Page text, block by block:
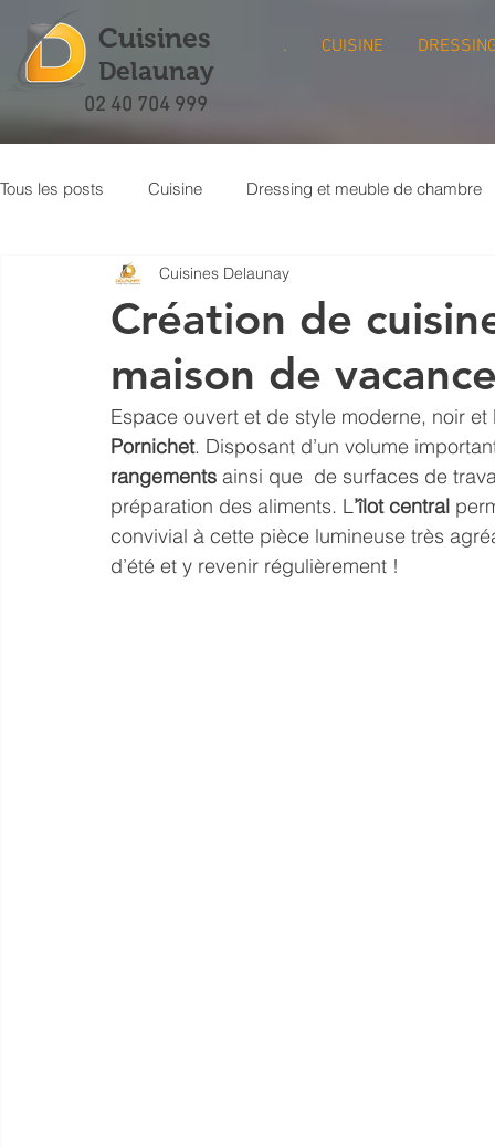
. CUISINE
Cuisines
Delaunay
02 40 704 999
Tous les posts Cuisine Dressing et meuble de chambre
Meuble bibliothèque Buanderie
Création de
maison de
Cuisines Delaunay
Espace ouvert et de style moderne, noir
Pornichet. Disposant d’un volume
rangements ainsi que  de surfaces de
préparation des aliments. L’îlot central
convivial à cette pièce lumineuse très
d’été et y revenir régulièrement !